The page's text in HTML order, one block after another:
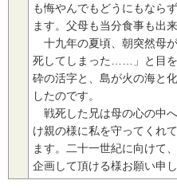
も悔やんでもどうにもなら
ます。父母も当分食事も出
十九年の夏頃、朝突然母
死してしまった……」と目を
砕の活字と、島が火の海と
したのです。
戦死した兄は母の心の中
け親の様に私を守ってくれ
ます。二十一世紀に向けて
企画して頂ける様お願い申